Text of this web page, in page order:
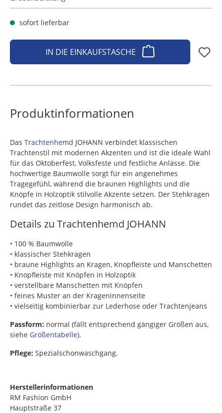
sofort lieferbar
IN DIE EINKAUFSTASCHE
Produktinformationen
Das Trachtenhemd JOHANN verbindet klassischen
Trachtenstil mit modernen Akzenten und ist die ideale Wahl
für das Oktoberfest, Volksfeste und festliche Anlässe. Die
hochwertige Baumwolle sorgt für ein angenehmes
Tragegefühl, während die braunen Highlights und die
Knöpfe in Holzoptik stilvolle Akzente setzen. Der Stehkragen
rundet das zeitlose Design harmonisch ab.
Details zu Trachtenhemd JOHANN
• 100 % Baumwolle
• klassischer Stehkragen
• braune Highlights an Kragen, Knopfleiste und Manschetten
• Knopfleiste mit Knöpfen in Holzoptik
• verstellbare Manschetten mit Knöpfen
• feines Muster an der Krageninnenseite
• vielseitig kombinierbar zur Lederhose oder Trachtenjeans
Passform: normal (fällt entsprechend gängiger Größen aus,
siehe Größentabelle).
Pflege: Spezialschonwaschgang.
Herstellerinformationen
RM Fashion GmbH
Hauptstraße 37